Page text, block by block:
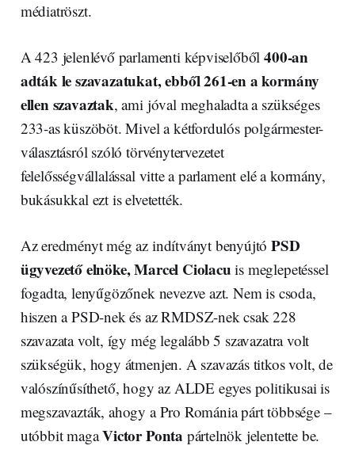
médiatröszt.
A 423 jelenlévő parlamenti képviselőből400-an
adták le szavazatukat, ebből 261-en a kormány
ellen szavaztak, ami jóval meghaladta a szükséges
233-as küszöböt. Mivel a kétfordulós polgármester-
választásról szóló törvénytervezetet
felelősségvállalással vitte a parlament elé a kormány,
bukásukkal ezt is elvetették.
Az eredményt még az indítványt benyújtóPSD
ügyvezető elnöke, Marcel Ciolacu is meglepetéssel
fogadta, lenyűgözőnek nevezve azt. Nem is csoda,
hiszen a PSD-nek és az RMDSZ-nek csak 228
szavazata volt, így még legalább 5 szavazatra volt
szükségük, hogy átmenjen. A szavazás titkos volt, de
valószínűsíthető, hogy az ALDE egyes politikusai is
megszavazták, ahogy a Pro Románia párt többsége –
utóbbit magaVictor Ponta pártelnök jelentette be.